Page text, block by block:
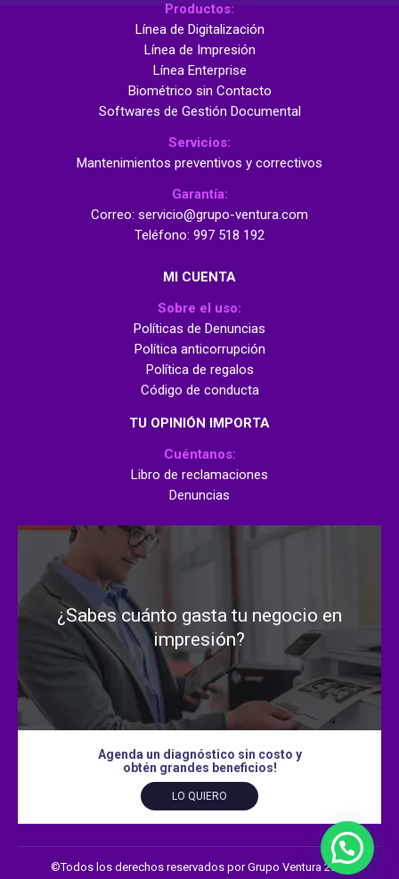
Productos:
Línea de Digitalización
Línea de Impresión
Línea Enterprise
Biométrico sin Contacto
Softwares de Gestión Documental
Servicios:
Mantenimientos preventivos y correctivos
Garantía:
Correo: servicio@grupo-ventura.com
Teléfono: 997 518 192
MI CUENTA
Sobre el uso:
Políticas de Denuncias
Política anticorrupción
Política de regalos
Código de conducta
TU OPINIÓN IMPORTA
Cuéntanos:
Libro de reclamaciones
Denuncias
¿Sabes cuánto gasta tu negocio en
impresión?
Agenda un diagnóstico sin costo y
obtén grandes beneficios!
LO QUIERO
©Todos los derechos reservados por Grupo Ventura 2026